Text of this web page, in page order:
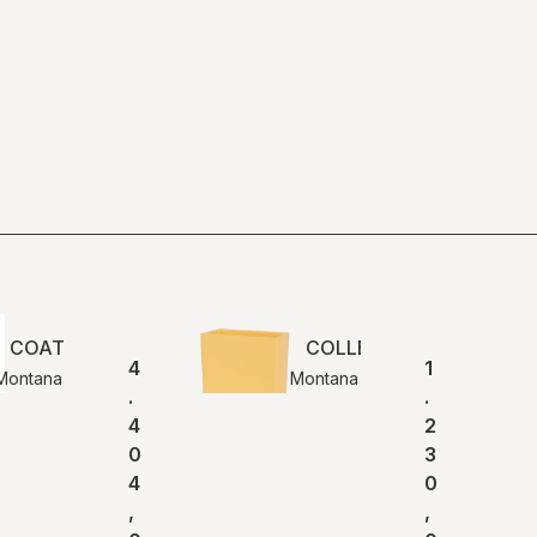
COAT | Montana
4
.
4
0
4
,
COLLECT opbevaring |
Montana
1
.
2
3
0
,